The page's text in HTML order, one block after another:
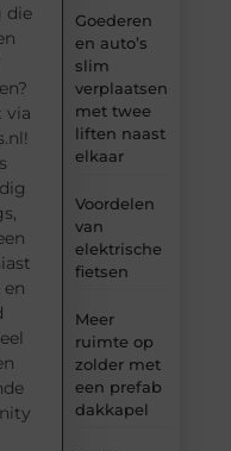
Goederen
en auto’s
slim
verplaatsen
met twee
liften naast
elkaar
Voordelen
van
elektrische
fietsen
Meer
ruimte op
zolder met
een prefab
dakkapel
die
via